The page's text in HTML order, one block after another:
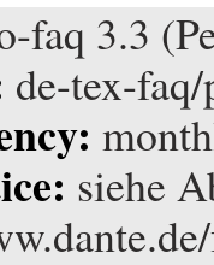
faq 3.3
de-tex-
siehe